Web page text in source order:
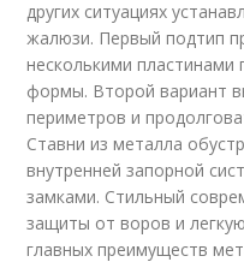
других ситуациях
жалюзи. Первый подтип
несколькими пластинами
формы. Второй вариант
периметров и
Ставни из металла
внутренней запорной
замками. Стильный
защиты от воров и
главных преимуществ